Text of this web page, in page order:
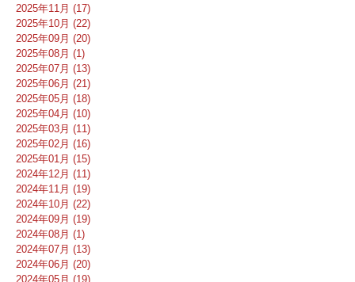
2025年11月 (17)
2025年10月 (22)
2025年09月 (20)
2025年08月 (1)
2025年07月 (13)
2025年06月 (21)
2025年05月 (18)
2025年04月 (10)
2025年03月 (11)
2025年02月 (16)
2025年01月 (15)
2024年12月 (11)
2024年11月 (19)
2024年10月 (22)
2024年09月 (19)
2024年08月 (1)
2024年07月 (13)
2024年06月 (20)
2024年05月 (19)